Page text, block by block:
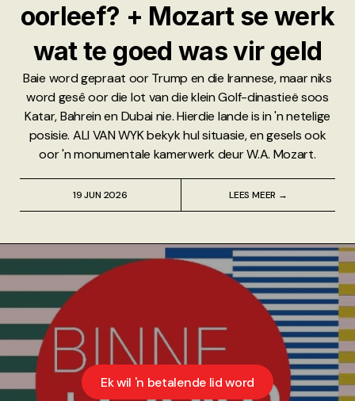
oorleef? + Mozart se werk
wat te goed was vir geld
Baie word gepraat oor Trump en die Irannese, maar niks
word gesê oor die lot van die klein Golf-dinastieë soos
Katar, Bahrein en Dubai nie. Hierdie lande is in 'n netelige
posisie. ALI VAN WYK bekyk hul situasie, en gesels ook
oor 'n monumentale kamerwerk deur W.A. Mozart.
19 JUN 2026 LEES MEER →
Ek wil 'n betalende lid word